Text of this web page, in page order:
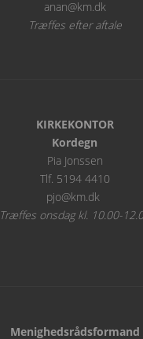
anan@km.dk
Træffes efter aftale
KIRKEKONTOR
Kordegn
Pia Jonssen
Tlf. 5194 4410
pjo@km.dk
Træffes onsdag kl. 10.00-
Menighedsrådsformand